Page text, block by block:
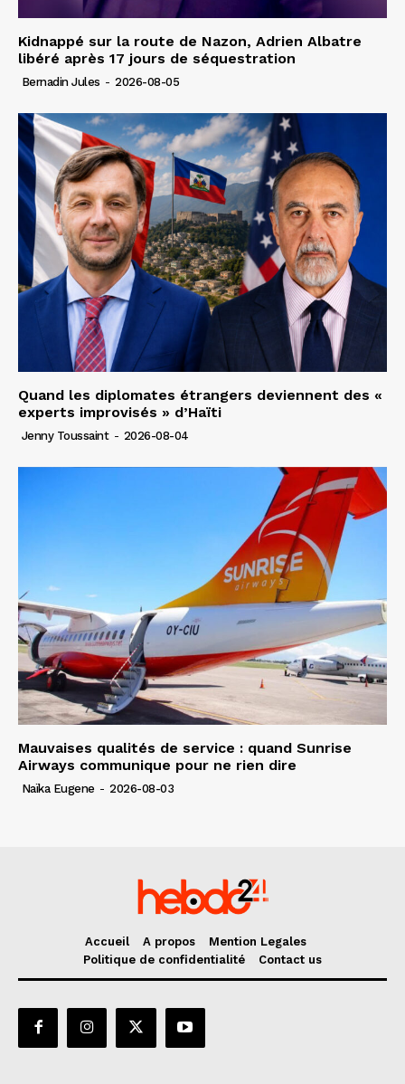
Kidnappé sur la route de Nazon, Adrien Albatre
libéré après 17 jours de séquestration
Bernadin Jules - 2026-08-05
Quand les diplomates étrangers deviennent des «
experts improvisés » d’Haïti
Jenny Toussaint - 2026-08-04
Mauvaises qualités de service : quand Sunrise
Airways communique pour ne rien dire
Naïka Eugene - 2026-08-03
Accueil A propos
Mention Legales
Politique de confidentialité
Contact us